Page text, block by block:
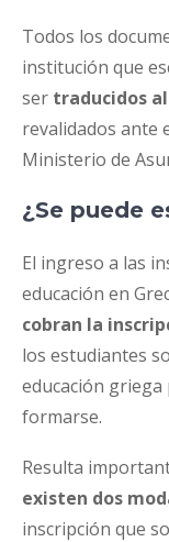
Todos los
institución que
ser traducidos
revalidados ante
Ministerio de
¿Se puede
El ingreso a las
educación en
cobran la
los estudiantes
educación
formarse.
Resulta
existen dos
inscripción que